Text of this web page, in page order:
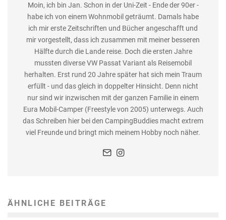
Moin, ich bin Jan. Schon in der Uni-Zeit - Ende der 90er -
habe ich von einem Wohnmobil geträumt. Damals habe
ich mir erste Zeitschriften und Bücher angeschafft und
mir vorgestellt, dass ich zusammen mit meiner besseren
Hälfte durch die Lande reise. Doch die ersten Jahre
mussten diverse VW Passat Variant als Reisemobil
herhalten. Erst rund 20 Jahre später hat sich mein Traum
erfüllt - und das gleich in doppelter Hinsicht. Denn nicht
nur sind wir inzwischen mit der ganzen Familie in einem
Eura Mobil-Camper (Freestyle von 2005) unterwegs. Auch
das Schreiben hier bei den CampingBuddies macht extrem
viel Freunde und bringt mich meinem Hobby noch näher.
ÄHNLICHE BEITRÄGE